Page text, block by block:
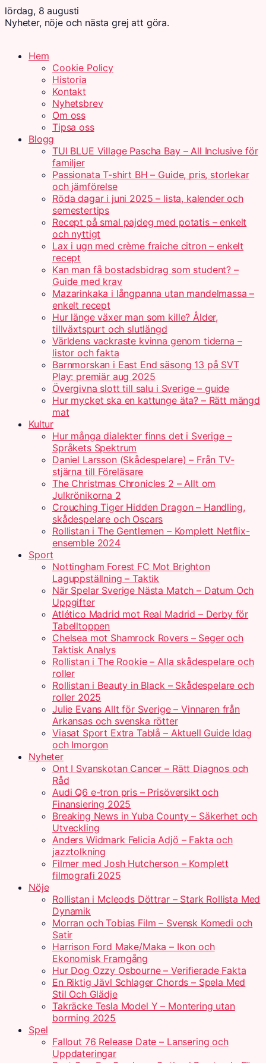
lördag, 8 augusti
Nyheter, nöje och nästa grej att göra.
Hem
Cookie Policy
Historia
Kontakt
Nyhetsbrev
Om oss
Tipsa oss
Blogg
TUI BLUE Village Pascha Bay – All Inclusive för
familjer
Passionata T-shirt BH – Guide, pris, storlekar
och jämförelse
Röda dagar i juni 2025 – lista, kalender och
semestertips
Recept på smal pajdeg med potatis – enkelt
och nyttigt
Lax i ugn med crème fraiche citron – enkelt
recept
Kan man få bostadsbidrag som student? –
Guide med krav
Mazarinkaka i långpanna utan mandelmassa –
enkelt recept
Hur länge växer man som kille? Ålder,
tillväxtspurt och slutlängd
Världens vackraste kvinna genom tiderna –
listor och fakta
Barnmorskan i East End säsong 13 på SVT
Play: premiär aug 2025
Övergivna slott till salu i Sverige – guide
Hur mycket ska en kattunge äta? – Rätt mängd
mat
Kultur
Hur många dialekter finns det i Sverige –
Språkets Spektrum
Daniel Larsson (Skådespelare) – Från TV-
stjärna till Föreläsare
The Christmas Chronicles 2 – Allt om
Julkrönikorna 2
Crouching Tiger Hidden Dragon – Handling,
skådespelare och Oscars
Rollistan i The Gentlemen – Komplett Netflix-
ensemble 2024
Sport
Nottingham Forest FC Mot Brighton
Laguppställning – Taktik
När Spelar Sverige Nästa Match – Datum Och
Uppgifter
Atlético Madrid mot Real Madrid – Derby för
Tabelltoppen
Chelsea mot Shamrock Rovers – Seger och
Taktisk Analys
Rollistan i The Rookie – Alla skådespelare och
roller
Rollistan i Beauty in Black – Skådespelare och
roller 2025
Julie Evans Allt för Sverige – Vinnaren från
Arkansas och svenska rötter
Viasat Sport Extra Tablå – Aktuell Guide Idag
och Imorgon
Nyheter
Ont I Svanskotan Cancer – Rätt Diagnos och
Råd
Audi Q6 e-tron pris – Prisöversikt och
Finansiering 2025
Breaking News in Yuba County – Säkerhet och
Utveckling
Anders Widmark Felicia Adjö – Fakta och
jazztolkning
Filmer med Josh Hutcherson – Komplett
filmografi 2025
Nöje
Rollistan i Mcleods Döttrar – Stark Rollista Med
Dynamik
Morran och Tobias Film – Svensk Komedi och
Satir
Harrison Ford Make/Maka – Ikon och
Ekonomisk Framgång
Hur Dog Ozzy Osbourne – Verifierade Fakta
En Riktig Jävl Schlager Chords – Spela Med
Stil Och Glädje
Takräcke Tesla Model Y – Montering utan
borrning 2025
Spel
Fallout 76 Release Date – Lansering och
Uppdateringar